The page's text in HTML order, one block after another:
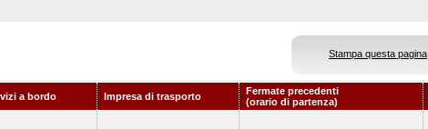
Stampa questa pagina
a bordo Impresa di trasporto
Fermate precedenti
(orario di partenza)